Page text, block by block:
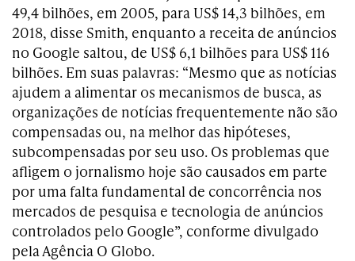
49,4 bilhões, em 2005, para US$ 14,3 bilhões, em
2018, disse Smith, enquanto a receita de anúncios
no Google saltou, de US$ 6,1 bilhões para US$ 116
bilhões. Em suas palavras: “Mesmo que as notícias
ajudem a alimentar os mecanismos de busca, as
organizações de notícias frequentemente não são
compensadas ou, na melhor das hipóteses,
subcompensadas por seu uso. Os problemas que
afligem o jornalismo hoje são causados em parte
por uma falta fundamental de concorrência nos
mercados de pesquisa e tecnologia de anúncios
controlados pelo Google”, conforme divulgado
pela Agência O Globo.